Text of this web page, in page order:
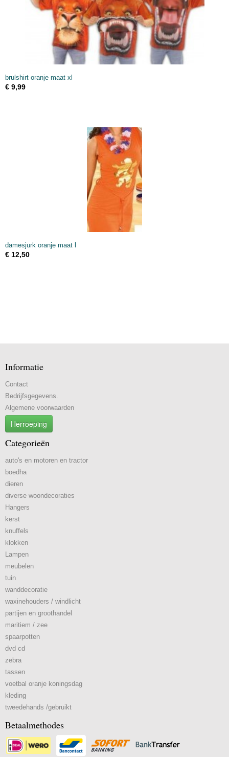
brulshirt oranje maat xl
€ 9,99
damesjurk oranje maat l
€ 12,50
Informatie
Contact
Bedrijfsgegevens.
Algemene voorwaarden
Herroeping
Categorieën
auto's en motoren en tractor
boedha
dieren
diverse woondecoraties
Hangers
kerst
knuffels
klokken
Lampen
meubelen
tuin
wanddecoratie
waxinehouders / windlicht
partijen en groothandel
maritiem / zee
spaarpotten
dvd cd
zebra
tassen
voetbal oranje koningsdag
kleding
tweedehands /gebruikt
Betaalmethodes